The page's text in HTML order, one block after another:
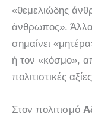
«θεμελιώδης
άνθρωπος».
σημαίνει
ή τον «κόσμο»,
πολιτιστικές
Στον πολιτισμό